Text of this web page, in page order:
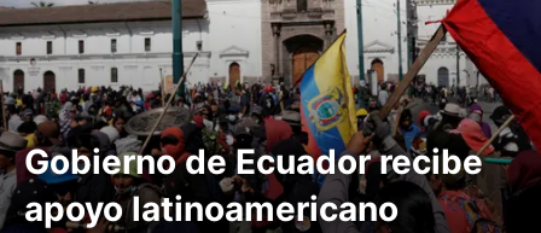
Gobierno de Ecuador recibe
apoyo latinoamericano